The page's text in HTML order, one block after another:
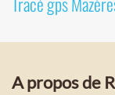
A propos de